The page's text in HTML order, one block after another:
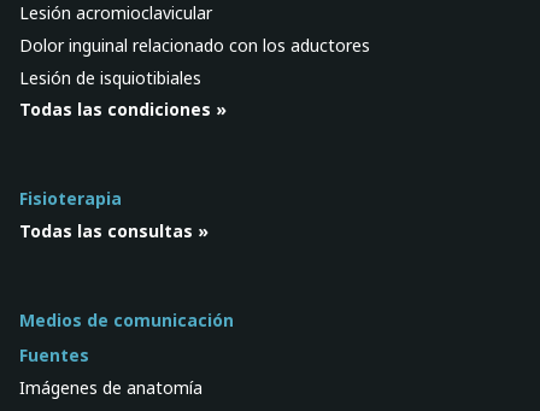
Lesión acromioclavicular
Dolor inguinal relacionado con los aductores
Lesión de isquiotibiales
Todas las condiciones »
Fisioterapia
Todas las consultas »
Medios de comunicación
Fuentes
Imágenes de anatomía